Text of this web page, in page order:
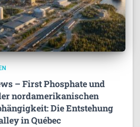
– First Phosphate und
nordamerikanischen
Die Entstehung
in Québec